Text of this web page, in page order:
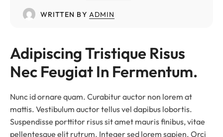
WRITTEN BY ADMIN
Adipiscing Tristique Risus
Nec Feugiat In Fermentum.
Nunc id ornare quam. Curabitur auctor non lorem at
mattis. Vestibulum auctor tellus vel dapibus lobortis.
Suspendisse porttitor risus sit amet mauris finibus, vitae
pellentesque elit rutrum. Integer sed lorem sapien. Orci